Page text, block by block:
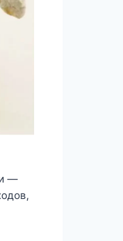
—